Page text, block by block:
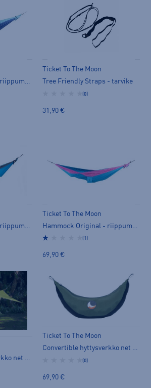
Hammock Original - riippumatto
Ticket To The Moon
Tree Friendly Straps - tarvike
(0)
31,90 €
Ticket To The Moon
(1)
69,90 €
Ticket To The Moon
Convertible hyttysverkko net 360 - tarvike
(0)
69,90 €